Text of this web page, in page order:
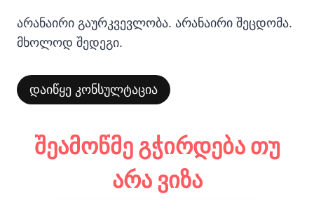
არანაირი გაურკვევლობა. არანაირი შეცდომა.
მხოლოდ შედეგი.
დაიწყე კონსულტაცია
შეამოწმე გჭირდება თუ
არა ვიზა